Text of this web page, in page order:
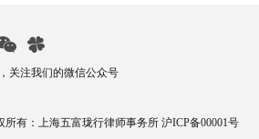
关注我们的微信公众号
所有：上海五富珑行律师事务所 沪ICP备00001号